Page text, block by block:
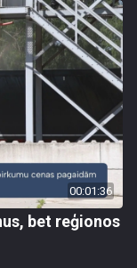
00:01:36
bet reģionos